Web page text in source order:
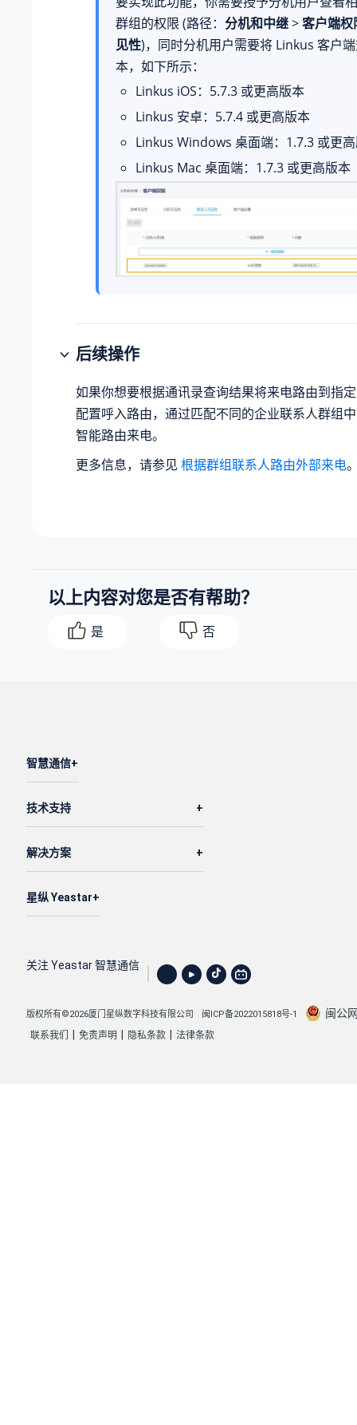
群组的权限 (路径： 分机和中继>客户端权
见性)，同时分机用户需要将 Linkus 客户
本，如下所示：
Linkus iOS：5.7.3 或更高版本
Linkus 安卓：5.7.4 或更高版本
Linkus Windows 桌面端：1.7.3 或更
Linkus Mac 桌面端：1.7.3 或更高版本
后续操作
如果你想要根据通讯录查询结果将来电路由到指
配置呼入路由，通过匹配不同的企业联系人群组
智能路由来电。
更多信息，请参见 根据群组联系人路由外部来电
以上内容对您是否有帮助？
是 否
智慧通信
技术支持
解决方案
星纵 Yeastar
关注 Yeastar 智慧通信
版权所有©2026厦门星纵数字科技有限公司 闽ICP备2022015818号-1 闽公
联系我们 免责声明 隐私条款 法律条款